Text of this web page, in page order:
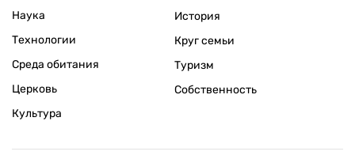
Наука
Технологии
Среда обитания
Церковь
Культура
История
Круг семьи
Туризм
Собственность